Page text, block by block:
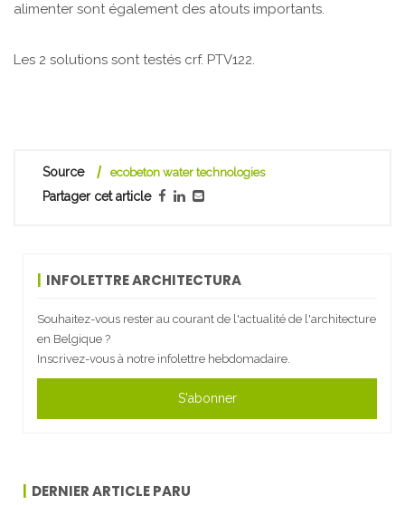
alimenter sont également des atouts importants.
Les 2 solutions sont testés crf. PTV122.
Source ecobeton water technologies
Partager cet article
INFOLETTRE ARCHITECTURA
Souhaitez-vous rester au courant de l'actualité de l'architecture
en Belgique ?
Inscrivez-vous à notre infolettre hebdomadaire.
S'abonner
DERNIER ARTICLE PARU